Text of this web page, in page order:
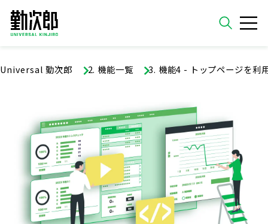
検索
Universal 勤次郎 機能一覧 機能4 - トップページを利